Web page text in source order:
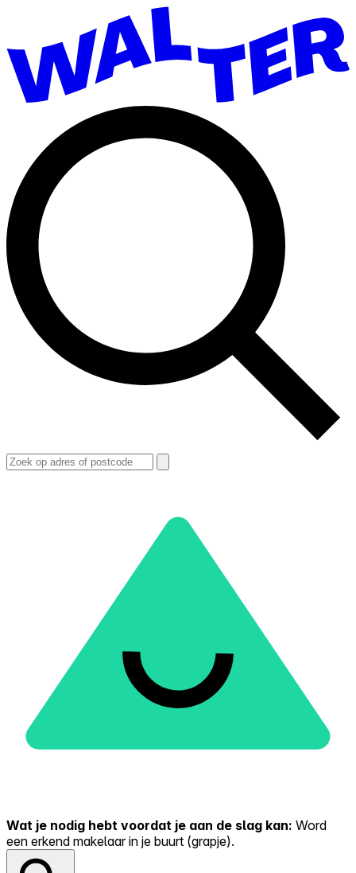
Wat je nodig hebt voordat je aan de slag kan: Word
een erkend makelaar in je buurt (grapje).